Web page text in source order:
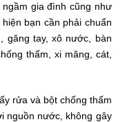
gia đình cũng như
bạn cần phải chuẩn
găng tay, xô nước, bàn
thấm, xi măng, cát,
rửa và bột chống thấm
nguồn nước, không gây